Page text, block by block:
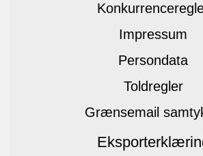
Impressum
Persondata
Toldregler
Grænsemail